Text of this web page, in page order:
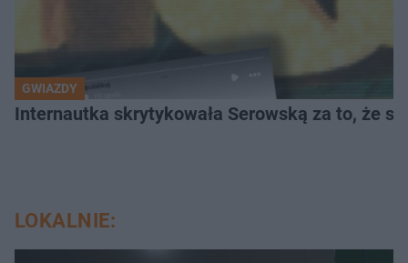
GWIAZDY
Internautka skrytykowała Serowską za to, że
LOKALNIE: